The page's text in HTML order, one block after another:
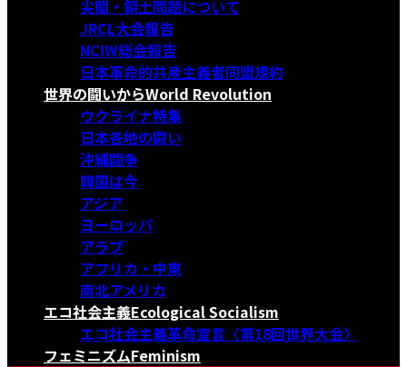
尖閣・領土問題について
JRCL大会報告
NCIW総会報告
日本革命的共産主義者同盟規約
世界の闘いからWorld Revolution
ウクライナ特集
日本各地の闘い
沖縄闘争
韓国は今
アジア
ヨーロッパ
アラブ
アフリカ・中東
南北アメリカ
エコ社会主義Ecological Socialism
エコ社会主義革命宣言〈第18回世界大会〉
フェミニズムFeminism